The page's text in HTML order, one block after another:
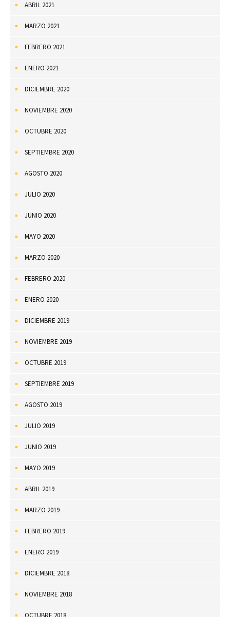
ABRIL 2021
MARZO 2021
FEBRERO 2021
ENERO 2021
DICIEMBRE 2020
NOVIEMBRE 2020
OCTUBRE 2020
SEPTIEMBRE 2020
AGOSTO 2020
JULIO 2020
JUNIO 2020
MAYO 2020
MARZO 2020
FEBRERO 2020
ENERO 2020
DICIEMBRE 2019
NOVIEMBRE 2019
OCTUBRE 2019
SEPTIEMBRE 2019
AGOSTO 2019
JULIO 2019
JUNIO 2019
MAYO 2019
ABRIL 2019
MARZO 2019
FEBRERO 2019
ENERO 2019
DICIEMBRE 2018
NOVIEMBRE 2018